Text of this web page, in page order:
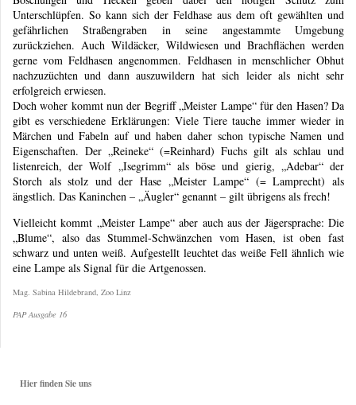
Unterschlüpfen. So kann sich der Feldhase aus dem oft gewählten und
gefährlichen Straßengraben in seine angestammte Umgebung
zurückziehen. Auch Wildäcker, Wildwiesen und Brachflächen werden
gerne vom Feldhasen angenommen. Feldhasen in menschlicher Obhut
nachzuzüchten und dann auszuwildern hat sich leider als nicht sehr
erfolgreich erwiesen.
Doch woher kommt nun der Begriff „Meister Lampe“ für den Hasen? Da
gibt es verschiedene Erklärungen: Viele Tiere tauche immer wieder in
Märchen und Fabeln auf und haben daher schon typische Namen und
Eigenschaften. Der „Reineke“ (=Reinhard) Fuchs gilt als schlau und
listenreich, der Wolf „Isegrimm“ als böse und gierig, „Adebar“ der
Storch als stolz und der Hase „Meister Lampe“ (= Lamprecht) als
ängstlich. Das Kaninchen – „Äugler“ genannt – gilt übrigens als frech!
Vielleicht kommt „Meister Lampe“ aber auch aus der Jägersprache: Die
„Blume“, also das Stummel-Schwänzchen vom Hasen, ist oben fast
schwarz und unten weiß. Aufgestellt leuchtet das weiße Fell ähnlich wie
eine Lampe als Signal für die Artgenossen.
Mag. Sabina Hildebrand, Zoo Linz
PAP Ausgabe 16
Hier finden Sie uns